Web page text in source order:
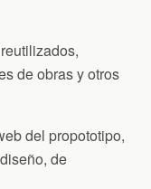
de obras y otros
del propototipo,
de